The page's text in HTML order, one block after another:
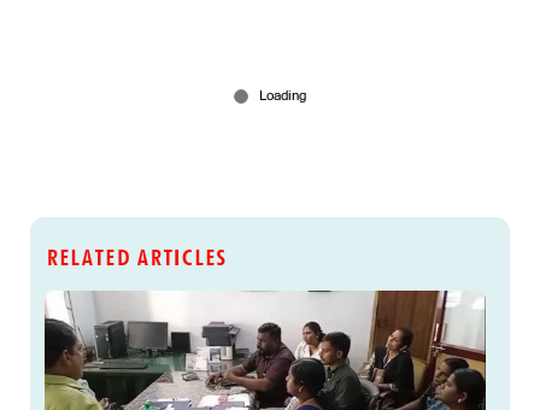
RELATED ARTICLES